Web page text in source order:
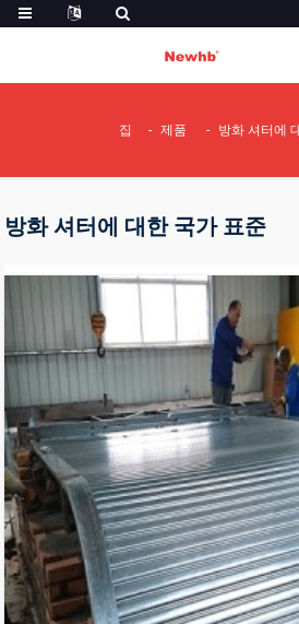
집 제품 방화 셔터에
방화 셔터에 대한 국가 표준